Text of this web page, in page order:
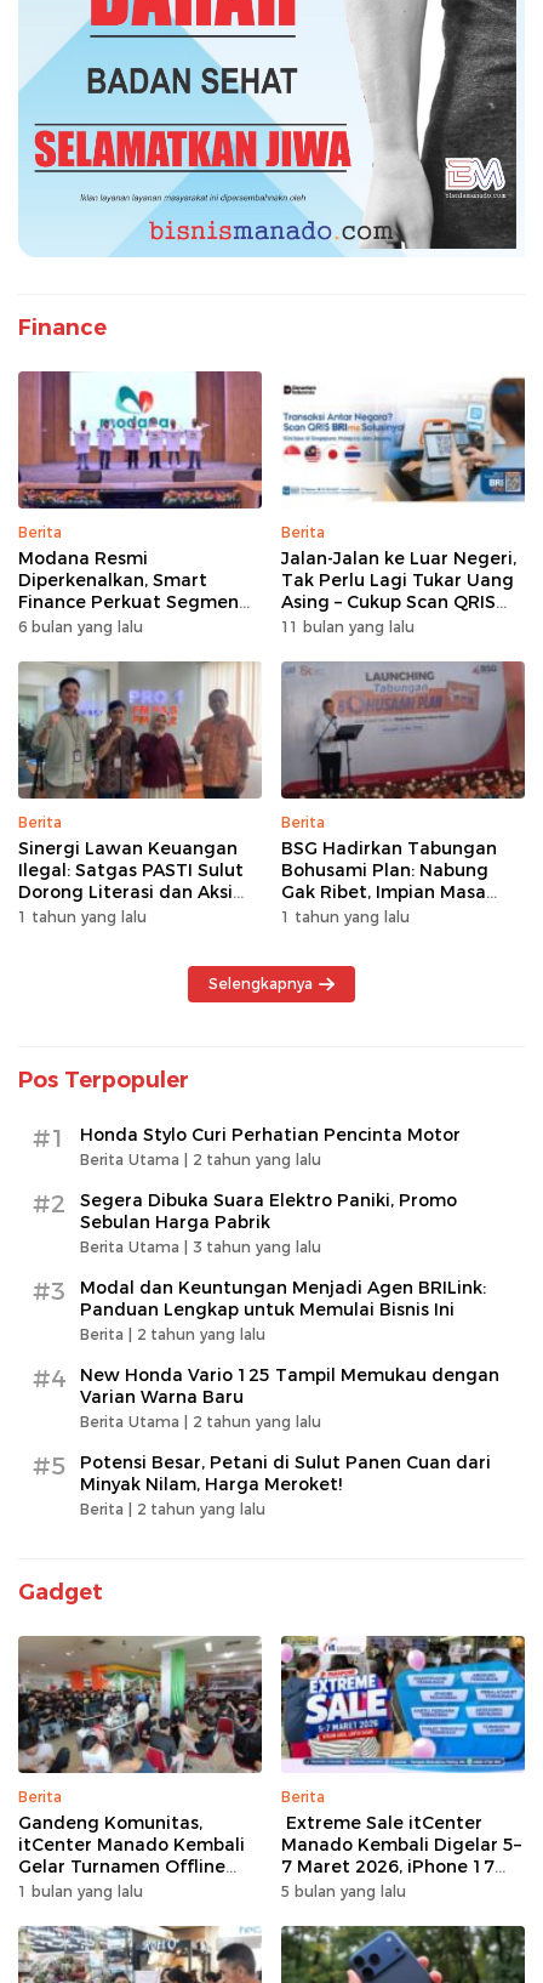
Finance
Berita
Modana Resmi
Diperkenalkan, Smart
Finance Perkuat Segmen
Pembiayaan Multiguna
6 bulan yang lalu
Berita
Jalan-Jalan ke Luar Negeri,
Tak Perlu Lagi Tukar Uang
Asing – Cukup Scan QRIS
Pakai BRImo
11 bulan yang lalu
Berita
Sinergi Lawan Keuangan
Ilegal: Satgas PASTI Sulut
Dorong Literasi dan Aksi
Kolektif Masyarakat
1 tahun yang lalu
Berita
BSG Hadirkan Tabungan
Bohusami Plan: Nabung
Gak Ribet, Impian Masa
Depan Makin Dekat!
1 tahun yang lalu
Selengkapnya
Pos Terpopuler
#1 Honda Stylo Curi Perhatian Pencinta Motor
Berita Utama | 2 tahun yang lalu
#2
Segera Dibuka Suara Elektro Paniki, Promo
Sebulan Harga Pabrik
Berita Utama | 3 tahun yang lalu
#3
Modal dan Keuntungan Menjadi Agen BRILink:
Panduan Lengkap untuk Memulai Bisnis Ini
Berita | 2 tahun yang lalu
#4
New Honda Vario 125 Tampil Memukau dengan
Varian Warna Baru
Berita Utama | 2 tahun yang lalu
#5
Potensi Besar, Petani di Sulut Panen Cuan dari
Minyak Nilam, Harga Meroket!
Berita | 2 tahun yang lalu
Gadget
Berita
Gandeng Komunitas,
itCenter Manado Kembali
Gelar Turnamen Offline
Free Fire, 60 Tim Siap
1 bulan yang lalu
Berita
Extreme Sale itCenter
Manado Kembali Digelar 5–
7 Maret 2026, iPhone 17
Pro Max Diskon hingga
5 bulan yang lalu